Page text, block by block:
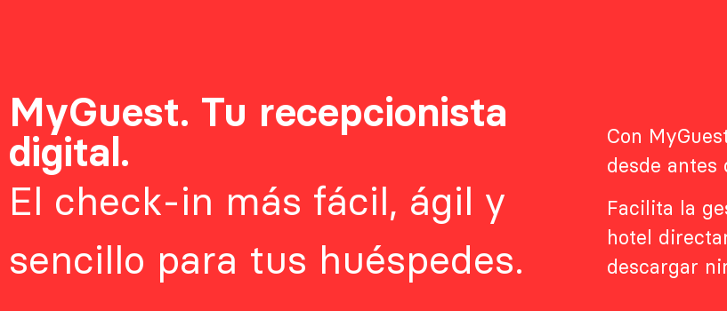
MyGuest. Tu recepcionista
digital.
El check-in más fácil, ágil y
sencillo para tus huéspedes.
Con
desde antes
Facilita la
hotel
descargar